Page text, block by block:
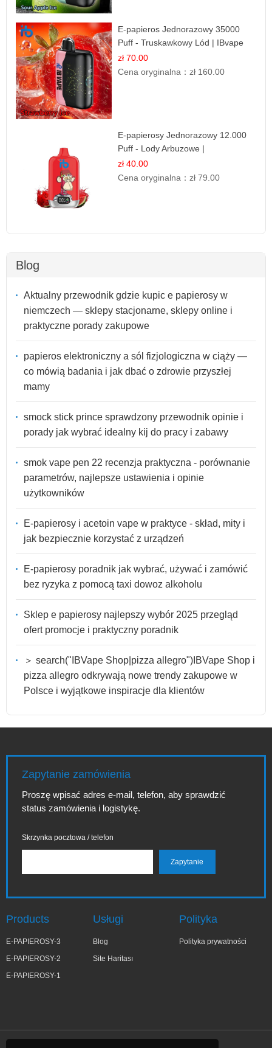
E-papieros Jednorazowy 35000
Puff - Truskawkowy Lód | IBvape
zł 70.00
Cena oryginalna：zł 160.00
E-papierosy Jednorazowy 12.000
Puff - Lody Arbuzowe |
Orzeźwiający Smak
zł 40.00
Cena oryginalna：zł 79.00
Blog
Aktualny przewodnik gdzie kupic e papierosy w
niemczech — sklepy stacjonarne, sklepy online i
praktyczne porady zakupowe
papieros elektroniczny a sól fizjologiczna w ciąży —
co mówią badania i jak dbać o zdrowie przyszłej
mamy
smock stick prince sprawdzony przewodnik opinie i
porady jak wybrać idealny kij do pracy i zabawy
smok vape pen 22 recenzja praktyczna - porównanie
parametrów, najlepsze ustawienia i opinie
użytkowników
E-papierosy i acetoin vape w praktyce - skład, mity i
jak bezpiecznie korzystać z urządzeń
E-papierosy poradnik jak wybrać, używać i zamówić
bez ryzyka z pomocą taxi dowoz alkoholu
Sklep e papierosy najlepszy wybór 2025 przegląd
ofert promocje i praktyczny poradnik
＞ search("IBVape Shop|pizza allegro")IBVape Shop i
pizza allegro odkrywają nowe trendy zakupowe w
Polsce i wyjątkowe inspiracje dla klientów
Zapytanie zamówienia
Proszę wpisać adres e-mail, telefon, aby sprawdzić
status zamówienia i logistykę.
Skrzynka pocztowa / telefon
Products
E-PAPIEROSY-3
E-PAPIEROSY-2
E-PAPIEROSY-1
Usługi
Blog
Site Haritası
Polityka
Polityka prywatności